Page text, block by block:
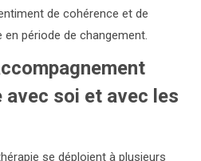
de cohérence et de
période de changement.
avec soi et avec les
se déploient à plusieurs